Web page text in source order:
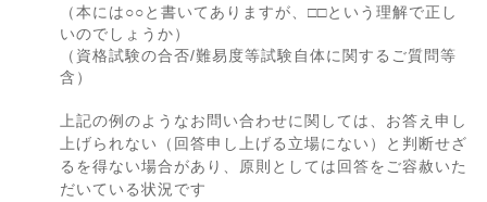
（本には○○と書いてありますが、□□という理解で正し
いのでしょうか）
（資格試験の合否/難易度等試験自体に関するご質問等
含）
上記の例のようなお問い合わせに関しては、お答え申し
上げられない（回答申し上げる立場にない）と判断せざ
るを得ない場合があり、原則としては回答をご容赦いた
だいている状況です